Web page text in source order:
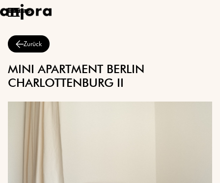
ÜBER UNS
PROJEKTE
KONTAKT
Zurück
MINI APARTMENT BERLIN
CHARLOTTENBURG II